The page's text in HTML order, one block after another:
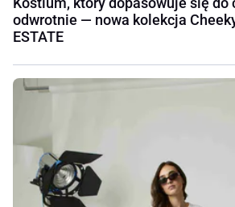
odwrotnie — nowa kolekcja
ESTATE